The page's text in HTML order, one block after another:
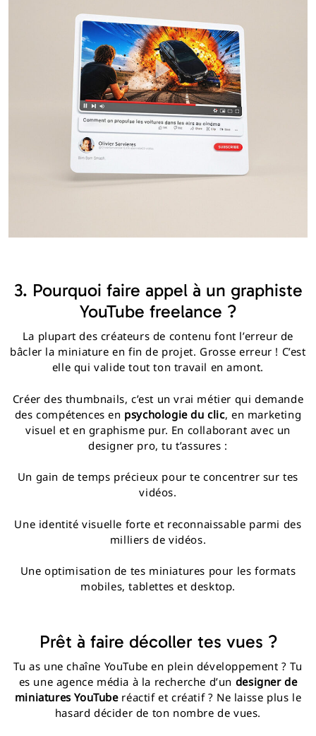
3. Pourquoi faire appel à un graphiste
YouTube freelance ?
La plupart des créateurs de contenu font l’erreur de
bâcler la miniature en fin de projet. Grosse erreur ! C’est
elle qui valide tout ton travail en amont.
Créer des thumbnails, c’est un vrai métier qui demande
des compétences en psychologie du clic, en marketing
visuel et en graphisme pur. En collaborant avec un
designer pro, tu t’assures :
Un gain de temps précieux pour te concentrer sur tes
vidéos.
Une identité visuelle forte et reconnaissable parmi des
milliers de vidéos.
Une optimisation de tes miniatures pour les formats
mobiles, tablettes et desktop.
Prêt à faire décoller tes vues ?
Tu as une chaîne YouTube en plein développement ? Tu
es une agence média à la recherche d’un designer de
miniatures YouTuberéactif et créatif ? Ne laisse plus le
hasard décider de ton nombre de vues.